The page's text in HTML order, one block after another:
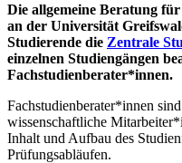
Die allgemeine Beratung
an der Universität
Studierende die Zentrale
einzelnen Studiengängen
Fachstudienberater*innen.
Fachstudienberater*innen
wissenschaftliche
Inhalt und Aufbau des
Prüfungsabläufen.